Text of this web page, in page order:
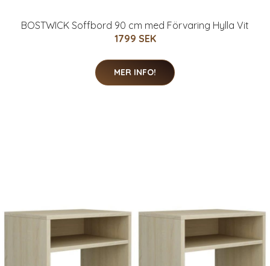
BOSTWICK Soffbord 90 cm med Förvaring Hylla Vit
1799 SEK
MER INFO!